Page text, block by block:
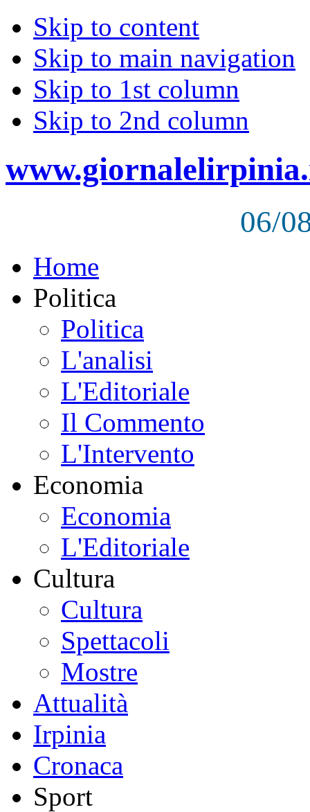
Skip to content
Skip to main navigation
Skip to 1st column
Skip to 2nd column
06/
Home
Politica
Politica
L'analisi
L'Editoriale
Il Commento
L'Intervento
Economia
Economia
L'Editoriale
Cultura
Cultura
Spettacoli
Mostre
Attualità
Irpinia
Cronaca
Sport